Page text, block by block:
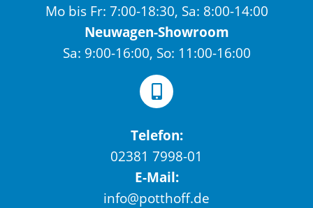
Mo bis Fr: 7:00-18:30, Sa: 8:00-14:00
Neuwagen-Showroom
Sa: 9:00-16:00, So: 11:00-16:00
Telefon:
02381 7998-01
E-Mail:
info@potthoff.de